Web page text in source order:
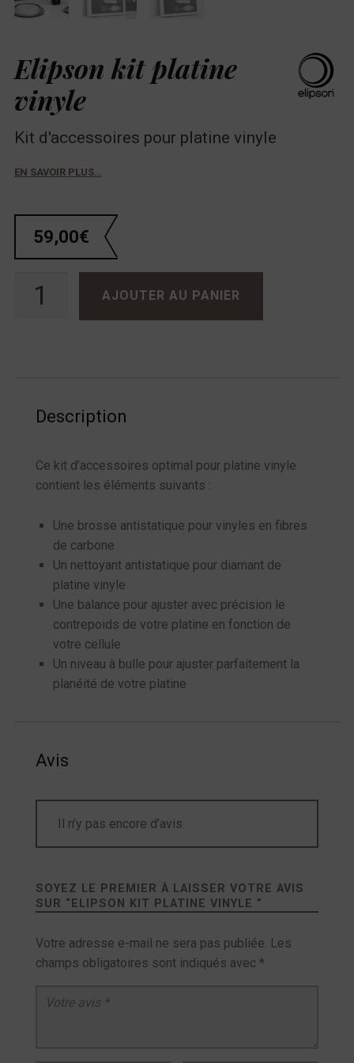
Elipson kit platine
vinyle
Kit d'accessoires pour platine vinyle
EN SAVOIR PLUS…
59,00€
AJOUTER AU PANIER
Description
Ce kit d’accessoires optimal pour platine vinyle
contient les éléments suivants :
Une brosse antistatique pour vinyles en fibres
de carbone
Un nettoyant antistatique pour diamant de
platine vinyle
Une balance pour ajuster avec précision le
contrepoids de votre platine en fonction de
votre cellule
Un niveau à bulle pour ajuster parfaitement la
planéité de votre platine
Avis
Il n’y pas encore d’avis.
SOYEZ LE PREMIER À LAISSER VOTRE AVIS
SUR “ ELIPSON KIT PLATINE VINYLE ”
Votre adresse e-mail ne sera pas publiée. Les
champs obligatoires sont indiqués avec *